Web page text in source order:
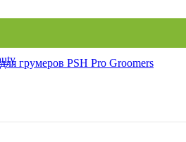
грумеров PSH Pro Groomers